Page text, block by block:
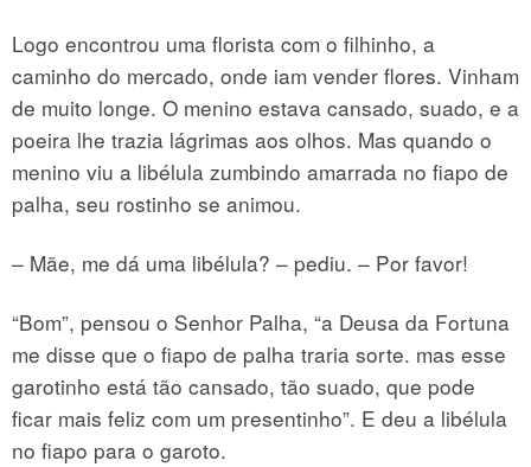
Logo encontrou uma florista com o filhinho, a
caminho do mercado, onde iam vender flores. Vinham
de muito longe. O menino estava cansado, suado, e a
poeira lhe trazia lágrimas aos olhos. Mas quando o
menino viu a libélula zumbindo amarrada no fiapo de
palha, seu rostinho se animou.
– Mãe, me dá uma libélula? – pediu. – Por favor!
“Bom”, pensou o Senhor Palha, “a Deusa da Fortuna
me disse que o fiapo de palha traria sorte. mas esse
garotinho está tão cansado, tão suado, que pode
ficar mais feliz com um presentinho”. E deu a libélula
no fiapo para o garoto.